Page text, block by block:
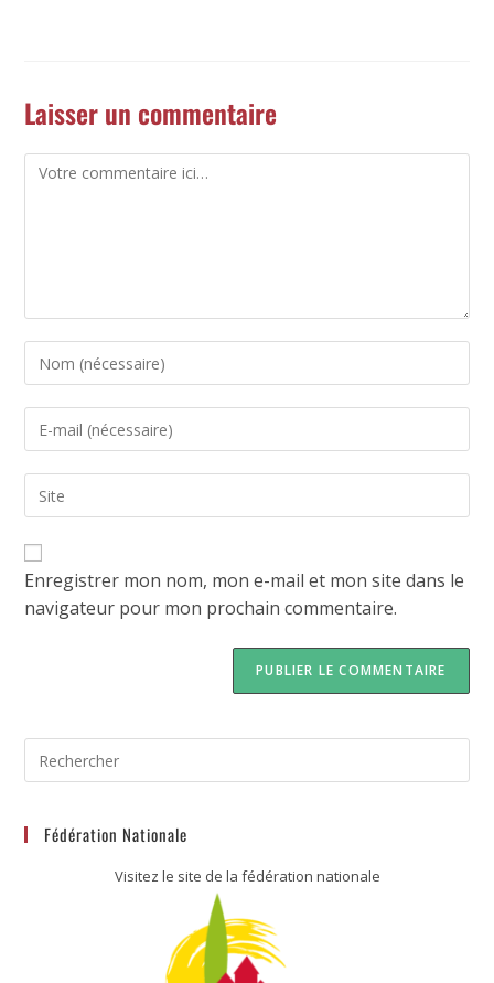
Laisser un commentaire
Enregistrer mon nom, mon e-mail et mon site dans le
navigateur pour mon prochain commentaire.
Fédération Nationale
Visitez le site de la fédération nationale